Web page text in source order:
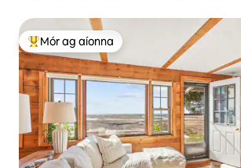
An-mhór ag aíonna
Mór ag aíonna